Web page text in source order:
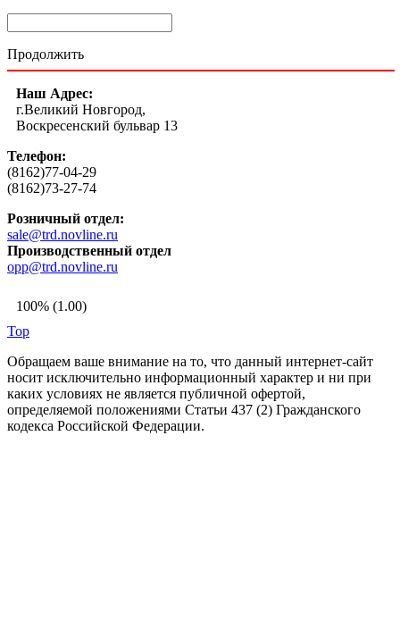
Продолжить
Наш Адрес:
г.Великий Новгород,
Воскресенский бульвар 13
Телефон:
(8162)77-04-29
(8162)73-27-74
Розничный отдел:
sale@trd.novline.ru
Производственный отдел
opp@trd.novline.ru
100% (1.00)
Top
Обращаем ваше внимание на то, что данный интернет-сайт
носит исключительно информационный характер и ни при
каких условиях не является публичной офертой,
определяемой положениями Статьи 437 (2) Гражданского
кодекса Российской Федерации.